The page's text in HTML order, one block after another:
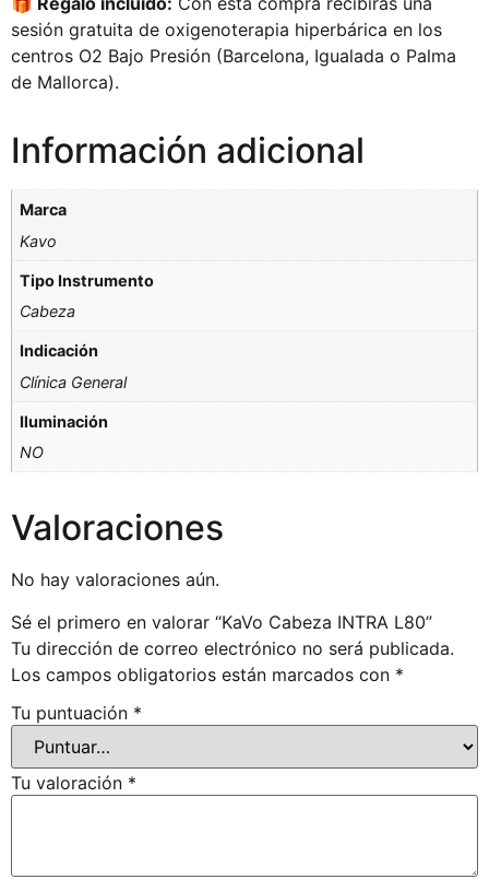
sesión gratuita de oxigenoterapia hiperbárica en los
centros O2 Bajo Presión (Barcelona, Igualada o Palma
de Mallorca).
Información adicional
Marca
Kavo
Tipo Instrumento
Cabeza
Indicación
Clínica General
Iluminación
NO
Valoraciones
No hay valoraciones aún.
Sé el primero en valorar “KaVo Cabeza INTRA L80”
Tu dirección de correo electrónico no será publicada.
Los campos obligatorios están marcados con *
Tu puntuación *
Tu valoración *